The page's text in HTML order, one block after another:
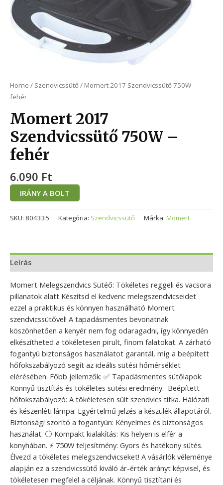
Home / Szendvicssütő/ Momert 2017 Szendvicssütő 750W –
fehér
Momert 2017
Szendvicssütő 750W –
fehér
6.090 Ft
IRÁNY A BOLT
SKU: 804335 Kategória: Szendvicssütő Márka: Momert
Leírás
Momert Melegszendvics Sütéő: Tökéletes reggeli és vacsora
pillanatok alatt Készítsd el kedvenc melegszendvicseidet
ezzel a praktikus és könnyen használható Momert
szendvicssütővel! A tapadásmentes bevonatnak
köszönhetően a kenyér nem fog odaragadni, így könnyedén
elkészítheted a tökéletesen pirult, finom falatokat. A zárható
fogantyú biztonságos használatot garantál, míg a beépített
hőfokszabályozó segít az ideális sütési hőmérséklet
elérésében. Főbb jellemzők: ✅ Tapadásmentes sütőlapok:
Könnyű tisztítás és tökéletes sütési eredmény. ️ Beépített
hőfokszabályozó: A tökéletesen sült szendvics titka. Hálózati
és készenléti lámpa: Egyértelmű jelzés a készülék állapotáról.
Biztonsági szorító a fogantyún: Kényelmes és biztonságos
használat. ⚪ Kompakt kialakítás: Kis helyen is elfér a
konyhában. ⚡ 750W teljesítmény: Gyors és hatékony sütés.
Élvezd a tökéletes melegszendvicseket! A vásárlók véleménye
alapján ez a szendvicssütő kiváló ár-érték arányt képvisel, és
tökéletesen megfelel a céljának. Könnyű tisztítani és